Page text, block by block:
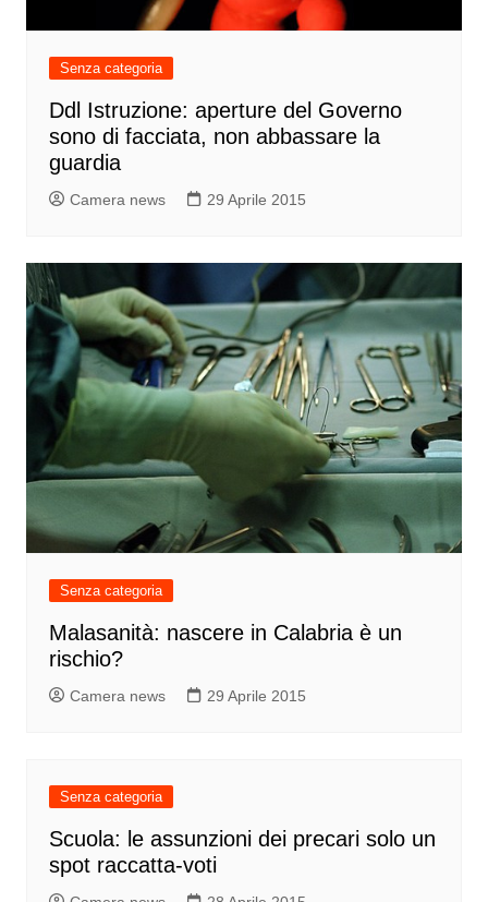
Senza categoria
Ddl Istruzione: aperture del Governo
sono di facciata, non abbassare la
guardia
Camera news 29 Aprile 2015
Senza categoria
Malasanità: nascere in Calabria è un
rischio?
Camera news 29 Aprile 2015
Senza categoria
Scuola: le assunzioni dei precari solo un
spot raccatta-voti